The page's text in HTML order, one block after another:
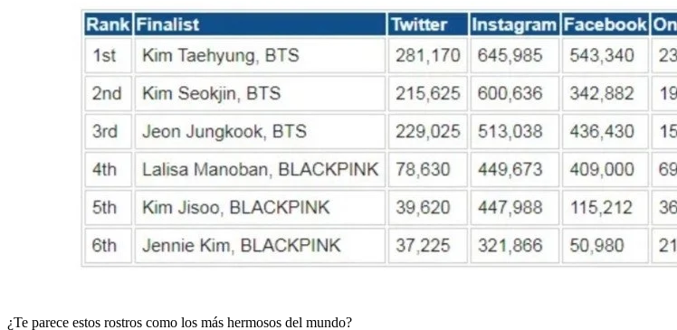
¿Te parece estos rostros como los más hermosos del mundo?